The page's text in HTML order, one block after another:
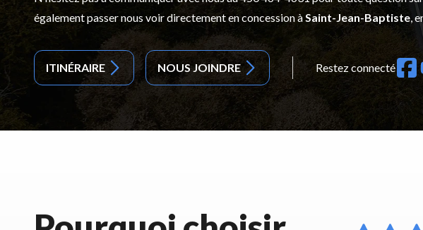
également passer nous voir directement en concession àSaint-Jean-Baptiste,
ITINÉRAIRE NOUS JOINDRE Restez connecté